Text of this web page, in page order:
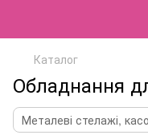
Каталог
Обладнання
Металеві стелажі,